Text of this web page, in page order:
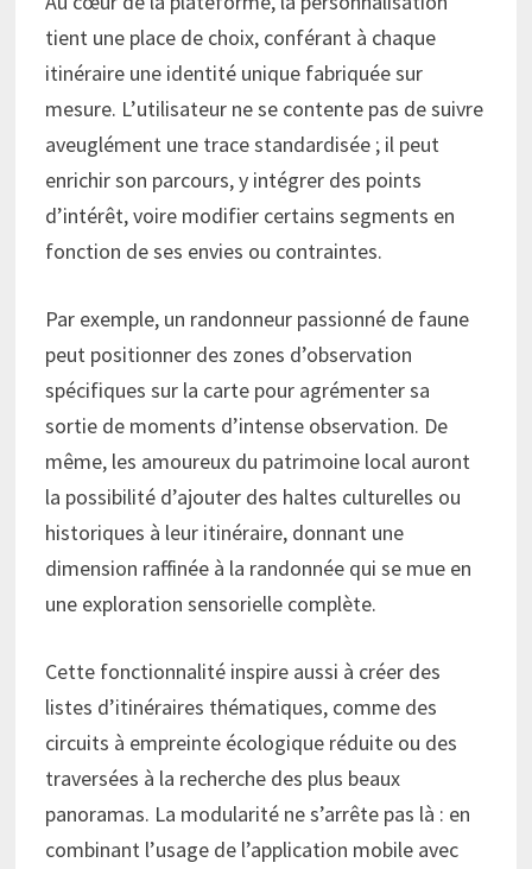
tient une place de choix, conférant à chaque
itinéraire une identité unique fabriquée sur
mesure. L’utilisateur ne se contente pas de suivre
aveuglément une trace standardisée ; il peut
enrichir son parcours, y intégrer des points
d’intérêt, voire modifier certains segments en
fonction de ses envies ou contraintes.
Par exemple, un randonneur passionné de faune
peut positionner des zones d’observation
spécifiques sur la carte pour agrémenter sa
sortie de moments d’intense observation. De
même, les amoureux du patrimoine local auront
la possibilité d’ajouter des haltes culturelles ou
historiques à leur itinéraire, donnant une
dimension raffinée à la randonnée qui se mue en
une exploration sensorielle complète.
Cette fonctionnalité inspire aussi à créer des
listes d’itinéraires thématiques, comme des
circuits à empreinte écologique réduite ou des
traversées à la recherche des plus beaux
panoramas. La modularité ne s’arrête pas là : en
combinant l’usage de l’application mobile avec